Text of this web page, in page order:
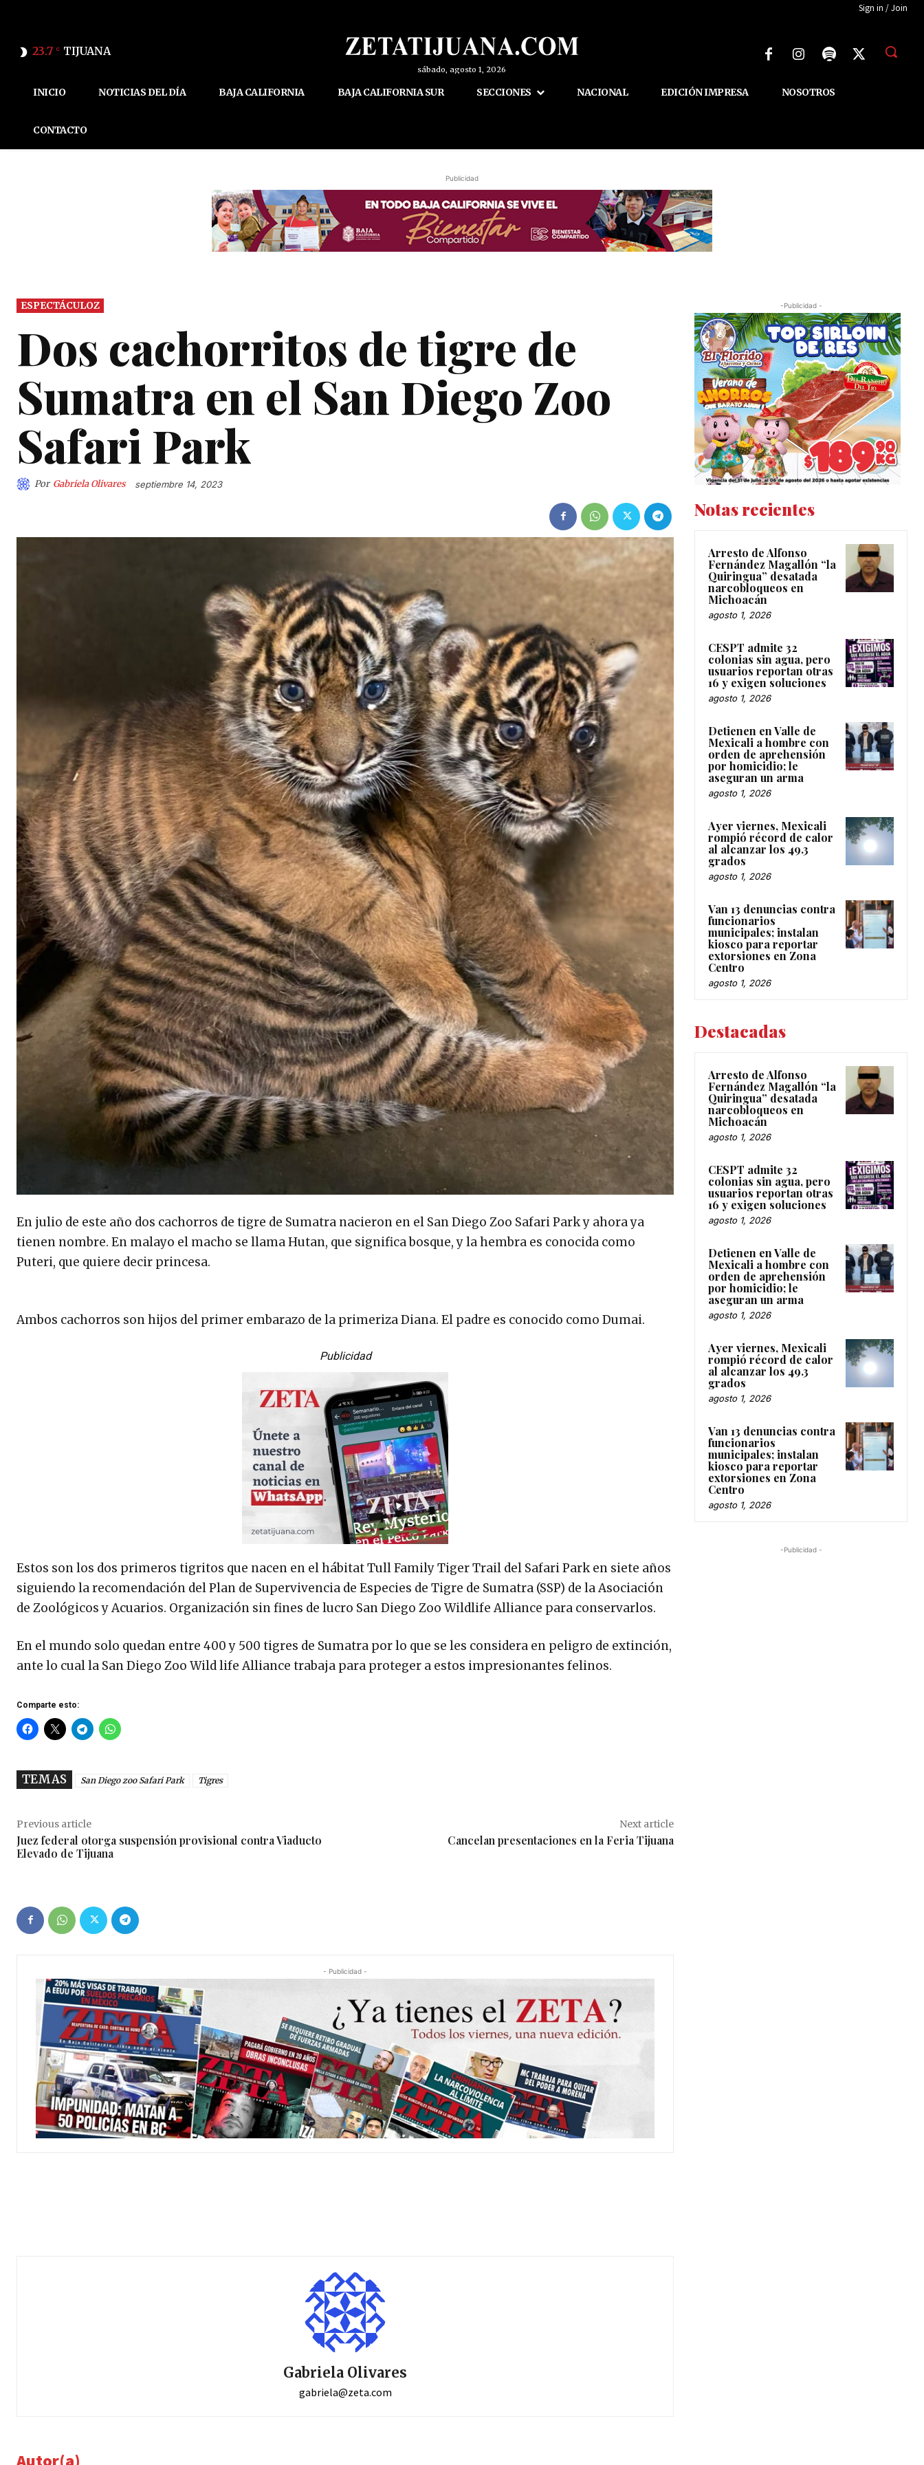
Sign in / Join
23.7 C TIJUANA
sábado, agosto 1, 2026
INICIO NOTICIAS DEL DÍA BAJA CALIFORNIA BAJA CALIFORNIA SUR SECCIONES NACIONAL EDICIÓN IMPRESA NOSOTROS
CONTACTO
Publicidad
ESPECTÁCULOZ
Dos cachorritos de tigre de
Sumatra en el San Diego Zoo
Safari Park
Por Gabriela Olivares septiembre 14, 2023
En julio de este año dos cachorros de tigre de Sumatra nacieron en el San Diego Zoo Safari Park y ahora ya
tienen nombre. En malayo el macho se llama Hutan, que significa bosque, y la hembra es conocida como
Puteri, que quiere decir princesa.
Ambos cachorros son hijos del primer embarazo de la primeriza Diana. El padre es conocido como Dumai.
Publicidad
Estos son los dos primeros tigritos que nacen en el hábitat Tull Family Tiger Trail del Safari Park en siete años
siguiendo la recomendación del Plan de Supervivencia de Especies de Tigre de Sumatra (SSP) de la Asociación
de Zoológicos y Acuarios. Organización sin fines de lucro San Diego Zoo Wildlife Alliance para conservarlos.
En el mundo solo quedan entre 400 y 500 tigres de Sumatra por lo que se les considera en peligro de extinción,
ante lo cual la San Diego Zoo Wild life Alliance trabaja para proteger a estos impresionantes felinos.
Comparte esto:
TEMAS San Diego zoo Safari Park Tigres
Previous article
Juez federal otorga suspensión provisional contra Viaducto
Elevado de Tijuana
Next article
Cancelan presentaciones en la Feria Tijuana
- Publicidad -
Gabriela Olivares
gabriela@zeta.com
Autor(a)
-Publicidad -
Notas recientes
Arresto de Alfonso
Fernández Magallón “la
Quiringua” desatada
narcobloqueos en
Michoacán
agosto 1, 2026
CESPT admite 32
colonias sin agua, pero
usuarios reportan otras
16 y exigen soluciones
agosto 1, 2026
Detienen en Valle de
Mexicali a hombre con
orden de aprehensión
por homicidio; le
aseguran un arma
agosto 1, 2026
Ayer viernes, Mexicali
rompió récord de calor
al alcanzar los 49.3
grados
agosto 1, 2026
Van 13 denuncias contra
funcionarios
municipales; instalan
kiosco para reportar
extorsiones en Zona
Centro
agosto 1, 2026
Destacadas
Arresto de Alfonso
Fernández Magallón “la
Quiringua” desatada
narcobloqueos en
Michoacán
agosto 1, 2026
CESPT admite 32
colonias sin agua, pero
usuarios reportan otras
16 y exigen soluciones
agosto 1, 2026
Detienen en Valle de
Mexicali a hombre con
orden de aprehensión
por homicidio; le
aseguran un arma
agosto 1, 2026
Ayer viernes, Mexicali
rompió récord de calor
al alcanzar los 49.3
grados
agosto 1, 2026
Van 13 denuncias contra
funcionarios
municipales; instalan
kiosco para reportar
extorsiones en Zona
Centro
agosto 1, 2026
-Publicidad -